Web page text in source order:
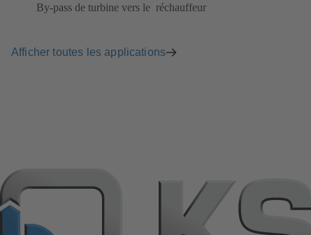
By-pass de turbine vers le ​ réchauffeur​
Afficher toutes les applications